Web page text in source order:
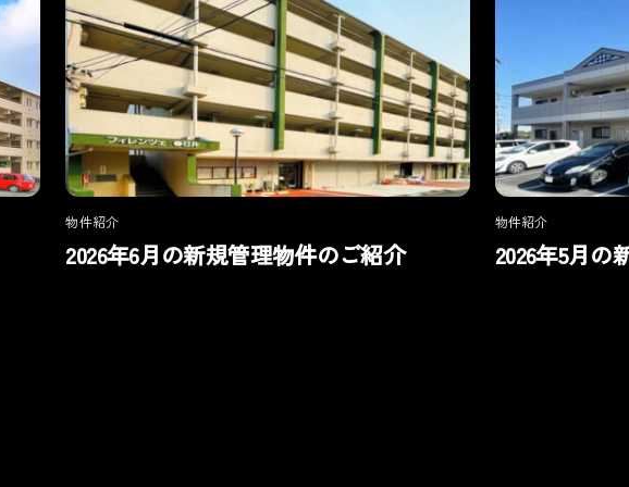
物件紹介
2026年6月の新規管理物件のご紹介
物件紹介
2026年5月の